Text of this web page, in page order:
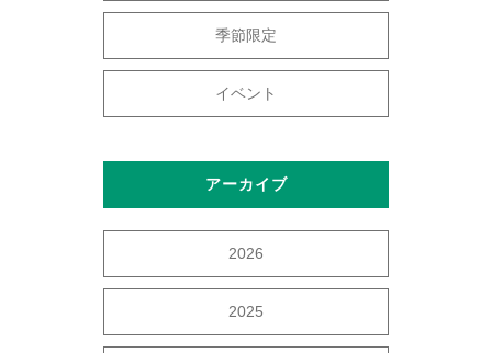
季節限定
イベント
アーカイブ
2026
2025